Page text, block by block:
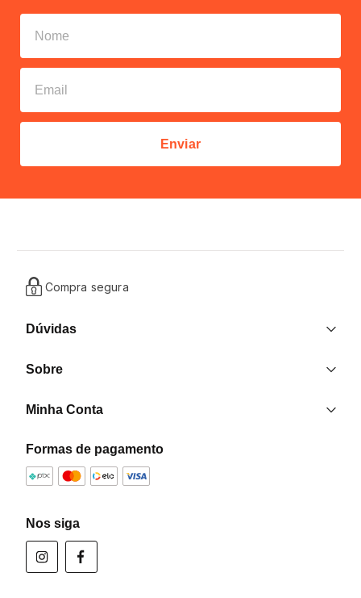
Enviar
Compra segura
Dúvidas
Contato
Sobre
Formas de pagamento
Política de Privacidade
Minha Conta
Meus Pedidos
Formas de pagamento
Nos siga